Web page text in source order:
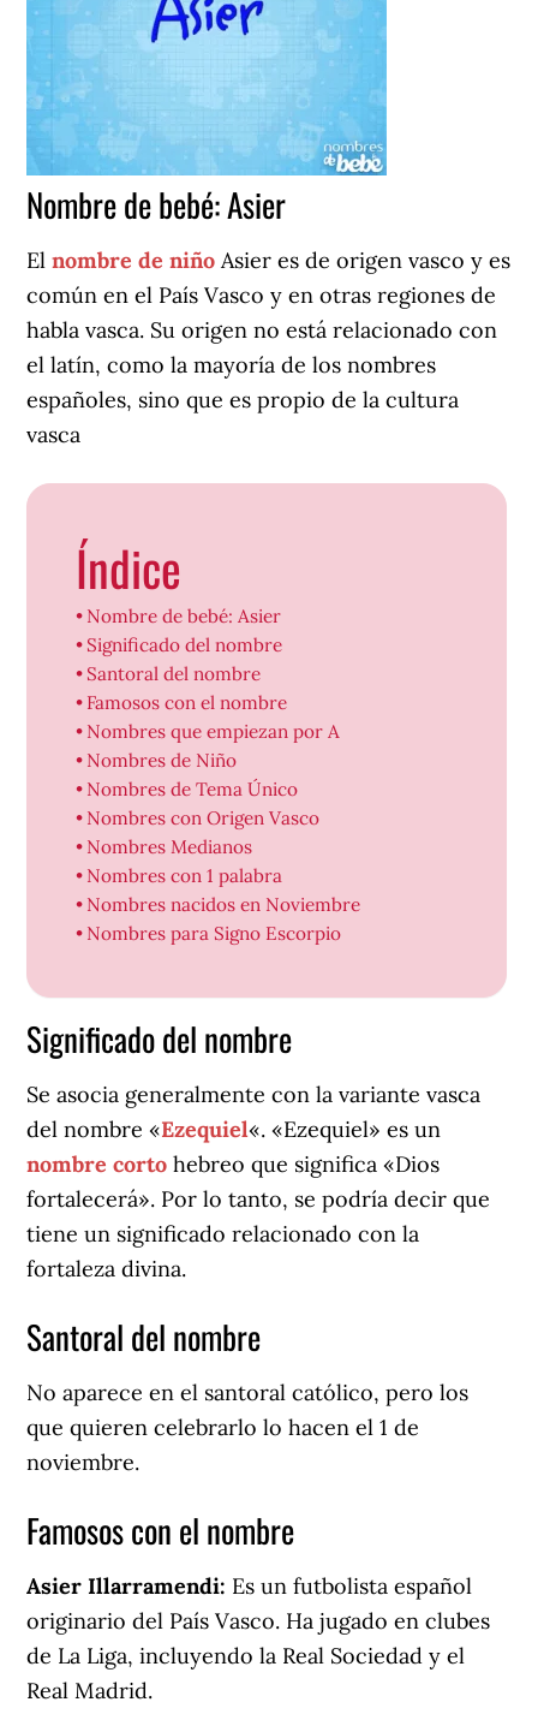
Nombre de bebé: Asier
Elnombre de niño Asier es de origen vasco y es
común en el País Vasco y en otras regiones de
habla vasca. Su origen no está relacionado con
el latín, como la mayoría de los nombres
españoles, sino que es propio de la cultura
vasca
Índice
Nombre de bebé: Asier
Significado del nombre
Santoral del nombre
Famosos con el nombre
Nombres que empiezan por A
Nombres de Niño
Nombres de Tema Único
Nombres con Origen Vasco
Nombres Medianos
Nombres con 1 palabra
Nombres nacidos en Noviembre
Nombres para Signo Escorpio
Significado del nombre
Se asocia generalmente con la variante vasca
del nombre «Ezequiel«. «Ezequiel» es un
nombre corto hebreo que significa «Dios
fortalecerá». Por lo tanto, se podría decir que
tiene un significado relacionado con la
fortaleza divina.
Santoral del nombre
No aparece en el santoral católico, pero los
que quieren celebrarlo lo hacen el 1 de
noviembre.
Famosos con el nombre
Asier Illarramendi: Es un futbolista español
originario del País Vasco. Ha jugado en clubes
de La Liga, incluyendo la Real Sociedad y el
Real Madrid.